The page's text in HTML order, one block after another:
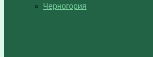
Черногория